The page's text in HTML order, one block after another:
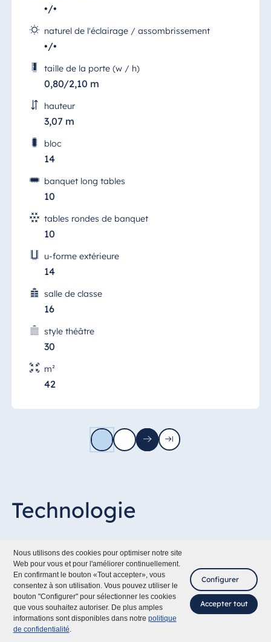
Nous utilisons des cookies pour optimiser notre site
Web pour vous et pour l'améliorer continuellement.
En confirmant le bouton «Tout accepter», vous
consentez à son utilisation. Vous pouvez utiliser le
bouton "Configurer" pour sélectionner les cookies
que vous souhaitez autoriser. De plus amples
informations sont disponibles dans notre politique
de confidentialité.
Configurer
Accepter tout
•/•
naturel de l'éclairage / assombrissement
•/•
taille de la porte (w / h)
0,80/2,10 m
hauteur
3,07 m
bloc
14
banquet long tables
10
tables rondes de banquet
10
u-forme extérieure
14
salle de classe
16
style théâtre
30
m²
42
Next
page
Last
page
Technologie
Toutes nos salles de conférence proposent les
installations suivantes
Vidéoprojecteurs
Podiums